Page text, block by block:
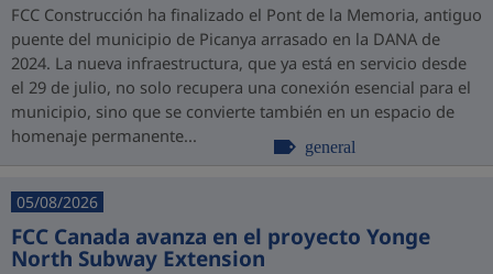
FCC Construcción ha finalizado el Pont de la Memoria, antiguo
puente del municipio de Picanya arrasado en la DANA de
2024. La nueva infraestructura, que ya está en servicio desde
el 29 de julio, no solo recupera una conexión esencial para el
municipio, sino que se convierte también en un espacio de
homenaje permanente...
general
05/08/2026
FCC Canada avanza en el proyecto Yonge
North Subway Extension